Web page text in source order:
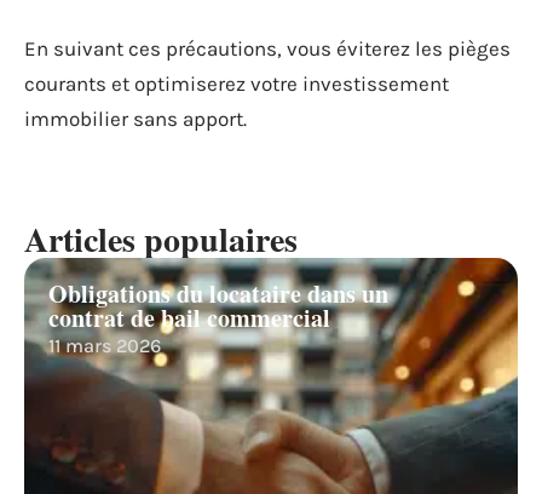
En suivant ces précautions, vous éviterez les pièges
courants et optimiserez votre investissement
immobilier sans apport.
Articles populaires
Obligations du locataire dans un
contrat de bail commercial
11 mars 2026